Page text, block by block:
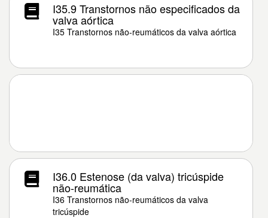
I35.9 Transtornos não especificados da
valva aórtica
I35 Transtornos não-reumáticos da valva aórtica
I36.0 Estenose (da valva) tricúspide
não-reumática
I36 Transtornos não-reumáticos da valva
tricúspide